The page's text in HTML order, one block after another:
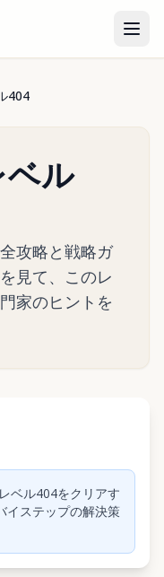
404
ル
攻略と戦略ガ
見て、このレ
家のヒントを
生
ベル404をクリアす
イステップの解決策